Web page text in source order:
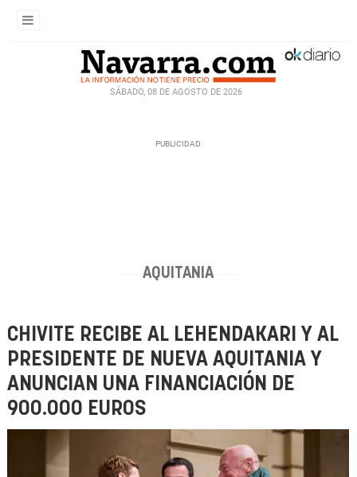
SÁBADO, 08 DE AGOSTO DE 2026
AQUITANIA
CHIVITE RECIBE AL LEHENDAKARI Y AL
PRESIDENTE DE NUEVA AQUITANIA Y
ANUNCIAN UNA FINANCIACIÓN DE
900.000 EUROS